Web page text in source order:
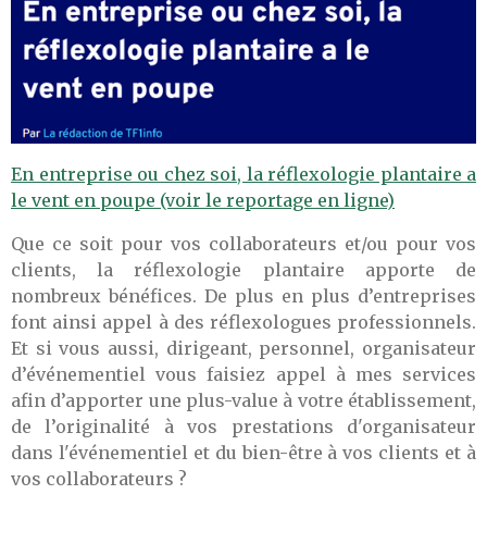
En entreprise ou chez soi, la réflexologie plantaire a
le vent en poupe (voir le reportage en ligne)
Que ce soit pour vos collaborateurs et/ou pour vos
clients, la réflexologie plantaire apporte de
nombreux bénéfices. De plus en plus d’entreprises
font ainsi appel à des réflexologues professionnels.
Et si vous aussi, dirigeant, personnel, organisateur
d’événementiel vous faisiez appel à mes services
afin d’apporter une plus-value à votre établissement,
de l’originalité à vos prestations d'organisateur
dans l'événementiel et du bien-être à vos clients et à
vos collaborateurs ?